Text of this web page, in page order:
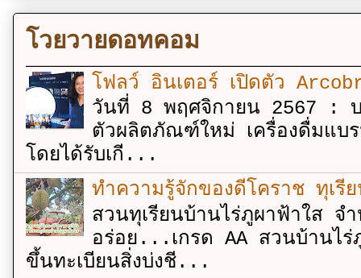
โวยวายดอทคอม
โฟลว์ อินเตอร์ เปิดตัว
วันที่ 8 พฤศจิกายน 2567 : บ
ตัวผลิตภัณฑ์ใหม่ เครื่องดื่มแบ
โดยได้รับเกี...
ทำความรู้จักของดีโคราช ทุเรี
สวนทุเรียนบ้านไร่ภูผาฟ้าใส
อร่อย...เกรด AA สวนบ้านไ
ขึ้นทะเบียนสิ่งบ่งชี...